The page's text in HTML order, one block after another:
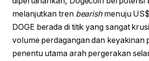
melanjutkan tren bearishmenuju
DOGE berada di titik yang sangat
volume perdagangan dan keyakinan
penentu utama arah pergerakan